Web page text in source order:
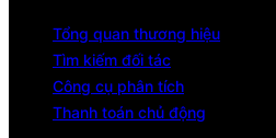
Tổng quan thương hiệu
Tìm kiếm đối tác
Công cụ phân tích
Thanh toán chủ động